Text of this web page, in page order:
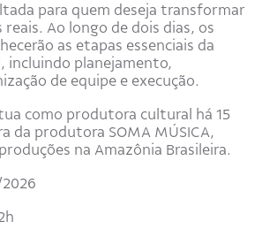
para quem deseja transformar
Ao longo de dois dias, os
as etapas essenciais da
incluindo planejamento,
de equipe e execução.
como produtora cultural há 15
da produtora SOMA MÚSICA,
na Amazônia Brasileira.